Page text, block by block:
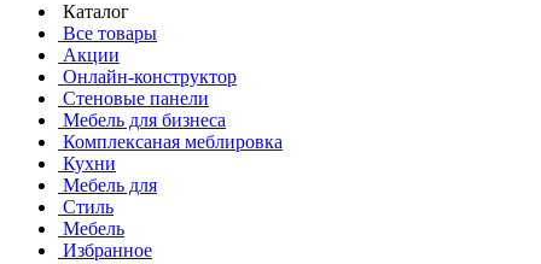
Каталог
Все товары
Акции
Онлайн-конструктор
Стеновые панели
Мебель для бизнеса
Комплексаная меблировка
Кухни
Мебель для
Стиль
Мебель
Избранное